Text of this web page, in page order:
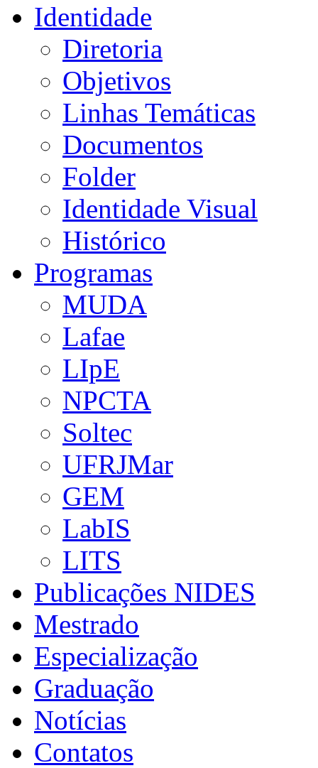
Identidade
Diretoria
Objetivos
Linhas Temáticas
Documentos
Folder
Identidade Visual
Histórico
Programas
MUDA
Lafae
LIpE
NPCTA
Soltec
UFRJMar
GEM
LabIS
LITS
Publicações NIDES
Mestrado
Especialização
Graduação
Notícias
Contatos